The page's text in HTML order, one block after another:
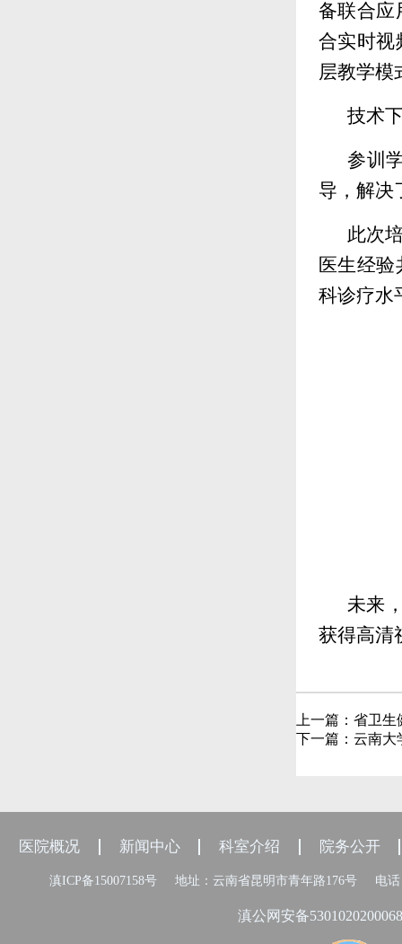
备联合应
合实时视
层教学模
技术
参训
导，解决
此次
医生经
科诊疗水
未来
获得高清
上一篇： 省卫生
下一篇： 云南大
医院概况 新闻中心 科室介绍 院务公开
滇ICP备15007158号 地址：云南省昆明市青年路176号 电话
滇公网安备